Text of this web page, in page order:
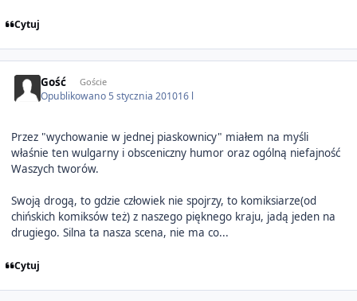
Cytuj
Gość Goście
Opublikowano 5 stycznia 201016 l
Przez "wychowanie w jednej piaskownicy" miałem na myśli
właśnie ten wulgarny i obsceniczny humor oraz ogólną niefajność
Waszych tworów.
Swoją drogą, to gdzie człowiek nie spojrzy, to komiksiarze(od
chińskich komiksów też) z naszego pięknego kraju, jadą jeden na
drugiego. Silna ta nasza scena, nie ma co...
Cytuj